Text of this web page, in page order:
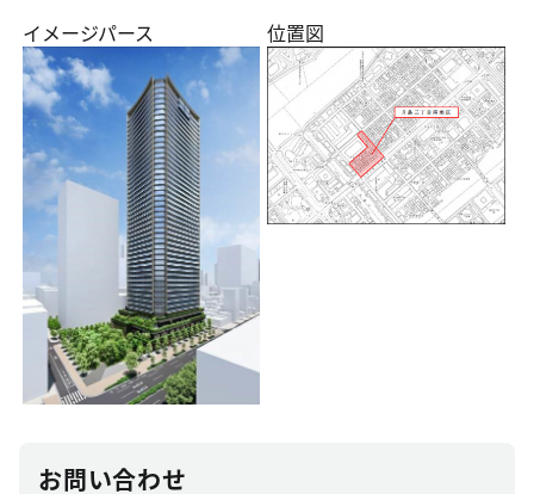
イメージパース
位置図
お問い合わせ